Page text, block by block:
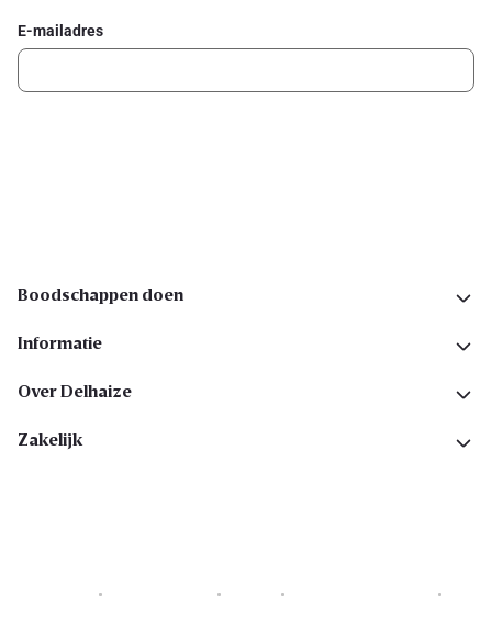
E-mailadres
Boodschappen doen
Informatie
Over Delhaize
Zakelijk